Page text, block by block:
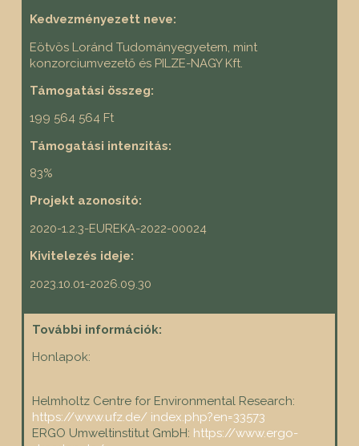
Kedvezményezett neve:
Eötvös Loránd Tudományegyetem, mint
konzorciumvezető és PILZE-NAGY Kft.
Támogatási összeg:
199 564 564 Ft
Támogatási intenzitás:
83%
Projekt azonosító:
2020-1.2.3-EUREKA-2022-00024
Kivitelezés ideje:
2023.10.01-2026.09.30
További információk:
Honlapok:
Helmholtz Centre for Environmental Research:
https://www.ufz.de/ index.php?en=33573
ERGO Umweltinstitut GmbH: https://www.ergo-